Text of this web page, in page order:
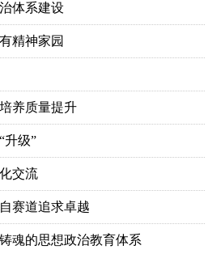
体系建设
精神家园
养质量提升
升级”
交流
赛道追求卓越
魂的思想政治教育体系